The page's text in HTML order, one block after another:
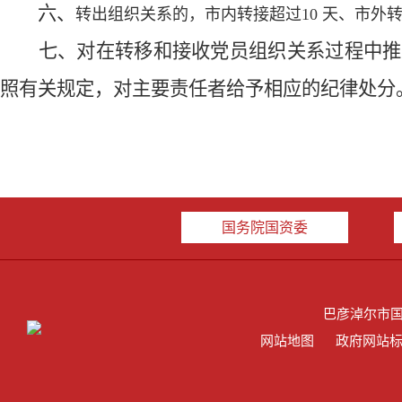
六、 转出组织关系的，市内转接超过10 天、市外
七、 对在转移和接收党员组织关系过程中
照有关规定，对主要责任者给予相应的纪律处
国务院国资委
巴彦淖尔市
网站地图
政府网站